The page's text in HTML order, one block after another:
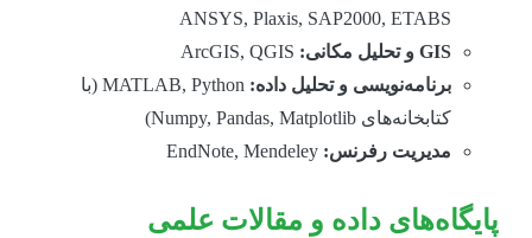
ANSYS, Plaxis, SAP2000, ETABS
GIS و تحلیل مکانی:
ArcGIS, QGIS
برنامه‌نویسی و تحلیل داده:
MATLAB, Python (با
کتابخانه‌های Numpy, Pandas, Matplotlib)
مدیریت رفرنس:
داده و مقالات علمی